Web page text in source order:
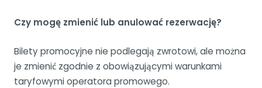
Czy mogę zmienić lub anulować rezerwację?
Bilety promocyjne nie podlegają zwrotowi, ale można
je zmienić zgodnie z obowiązującymi warunkami
taryfowymi operatora promowego.